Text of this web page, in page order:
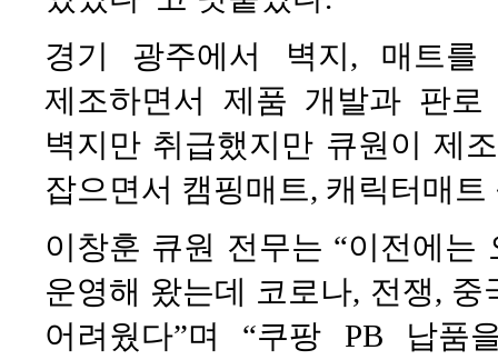
경기 광주에서 벽지, 매트를
제조하면서 제품 개발과 판
벽지만 취급했지만 큐원이 제
잡으면서 캠핑매트, 캐릭터매
이창훈 큐원 전무는 “이전에는
운영해 왔는데 코로나, 전쟁,
어려웠다”며 “쿠팡 PB 납품